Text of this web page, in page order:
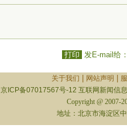
打印 发E-mail给
关于我们 网站声明
京ICP备07017567号-12 互联网新闻信
Copyright @ 2007-
地址：北京市海淀区